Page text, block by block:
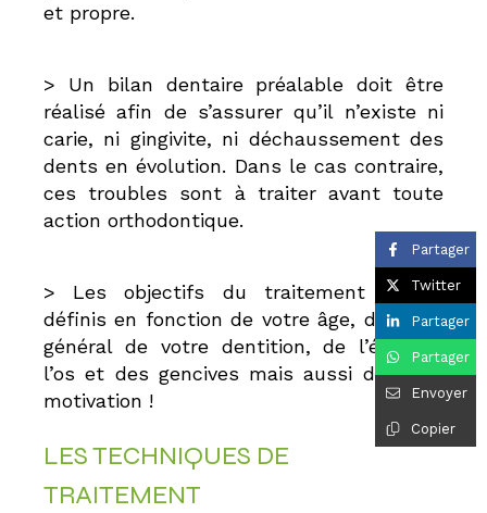
et propre.
> Un bilan dentaire préalable doit être
réalisé afin de s’assurer qu’il n’existe ni
carie, ni gingivite, ni déchaussement des
dents en évolution. Dans le cas contraire,
ces troubles sont à traiter avant toute
action orthodontique.
> Les objectifs du traitement seront
définis en fonction de votre âge, de l’état
général de votre dentition, de l’état de
l’os et des gencives mais aussi de votre
motivation !
LES TECHNIQUES DE
TRAITEMENT
Partager
Twitter
Partager
Partager
Envoyer
Copier